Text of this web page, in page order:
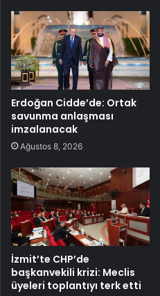
Erdoğan Cidde’de: Ortak
savunma anlaşması
imzalanacak
Ağustos 8, 2026
İzmit’te CHP’de
başkanvekili krizi: Meclis
üyeleri toplantıyı terk etti